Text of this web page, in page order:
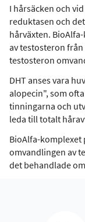
I hårsäcken och
reduktasen och
hårväxten.
av testosteron
testosteron
DHT anses vara
alopecin", som
tinningarna och
leda till totalt
BioAlfa-komplexet
omvandlingen av
det behandlade